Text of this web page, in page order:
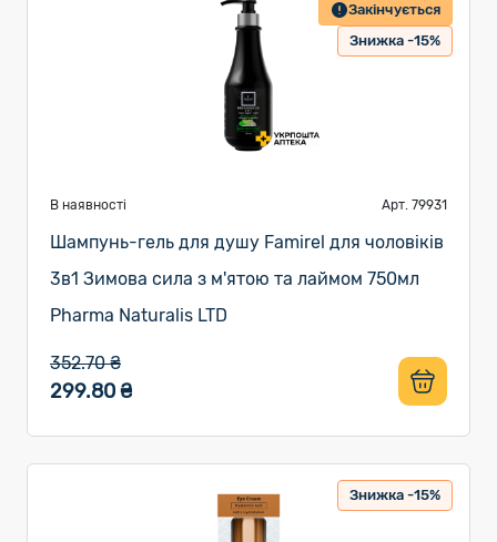
Закінчується
Знижка -15%
В наявності Арт. 79931
Шампунь-гель для душу Famirel для чоловіків
3в1 Зимова сила з м'ятою та лаймом 750мл
Pharma Naturalis LTD
352.70 ₴
299.80 ₴
Знижка -15%